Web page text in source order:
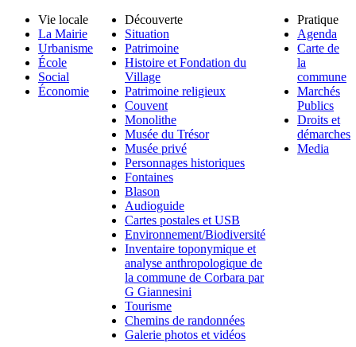
Vie locale
La Mairie
Urbanisme
École
Social
Économie
Découverte
Situation
Patrimoine
Histoire et Fondation du
Village
Patrimoine religieux
Couvent
Monolithe
Musée du Trésor
Musée privé
Personnages historiques
Fontaines
Blason
Audioguide
Cartes postales et USB
Environnement/Biodiversité
Inventaire toponymique et
analyse anthropologique de
la commune de Corbara par
G Giannesini
Tourisme
Chemins de randonnées
Galerie photos et vidéos
Pratique
Agenda
Carte de
la
commune
Marchés
Publics
Droits et
démarches
Media